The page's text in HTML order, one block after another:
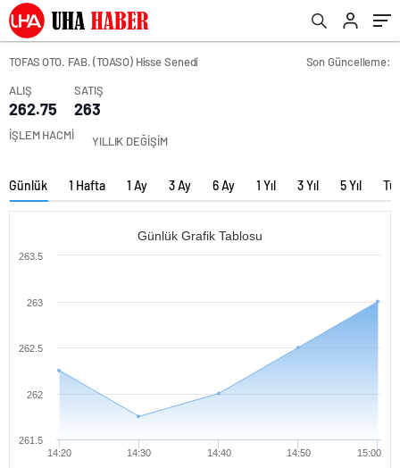
TOFAS OTO. FAB. (TOASO) Hisse Senedi
Son Güncelleme:
ALIŞ
262.75
SATIŞ
263
İŞLEM HACMİ YILLIK DEĞİŞİM
Günlük 1 Hafta 1 Ay 3 Ay 6 Ay 1 Yıl 3 Yıl 5 Yıl
Günlük Grafik Tablosu
14:20 14:30 14:40 14:50 15:00
261.5
262
262.5
263
263.5